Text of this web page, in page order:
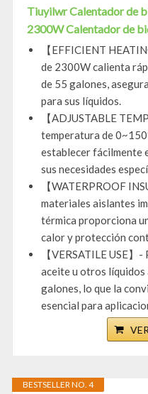
Tiuyilwr Calentador de
2300W Calentador de
【EFFICIENT
de 2300W calienta
de 55 galones,
para sus líquidos.
【ADJUSTABLE
temperatura de
establecer fácilmente
sus necesidades
【WATERPROOF
materiales aislantes
térmica proporciona
calor y protección
【VERSATILE USE
aceite u otros líquidos
galones, lo que la
esencial para
BESTSELLER NO. 4